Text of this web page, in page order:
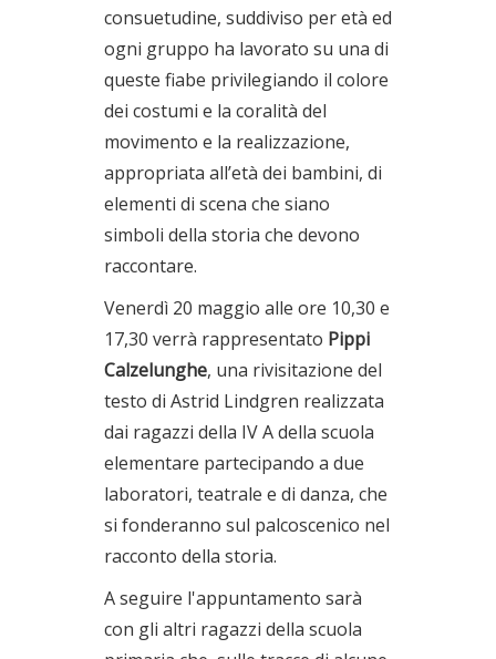
consuetudine, suddiviso per età ed
ogni gruppo ha lavorato su una di
queste fiabe privilegiando il colore
dei costumi e la coralità del
movimento e la realizzazione,
appropriata all’età dei bambini, di
elementi di scena che siano
simboli della storia che devono
raccontare.
Venerdì 20 maggio alle ore 10,30 e
17,30 verrà rappresentato Pippi
Calzelunghe, una rivisitazione del
testo di Astrid Lindgren realizzata
dai ragazzi della IV A della scuola
elementare partecipando a due
laboratori, teatrale e di danza, che
si fonderanno sul palcoscenico nel
racconto della storia.
A seguire l'appuntamento sarà
con gli altri ragazzi della scuola